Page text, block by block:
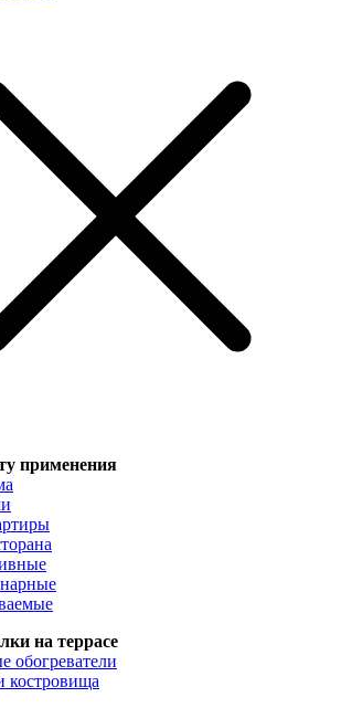
применения
на террасе
обогреватели
костровища